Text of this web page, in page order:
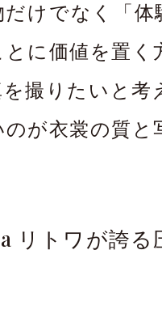
けでなく「体
に価値を置く
撮りたいと考
が衣裳の質
リトワが誇る